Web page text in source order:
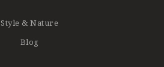
Style & Nature
Blog